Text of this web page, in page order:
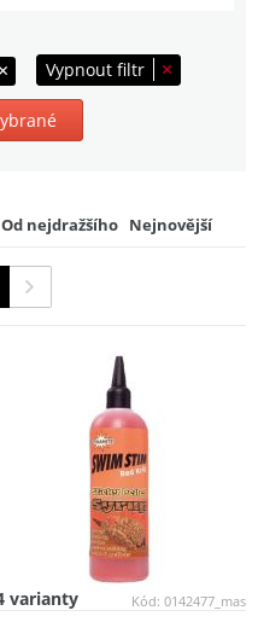
500 ml
Vypnout filtr
Od nejdražšího Nejnovější
Kód: 0142477_mas
varianty